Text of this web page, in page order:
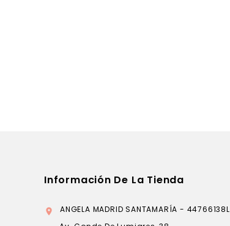
Información De La Tienda

ANGELA MADRID SANTAMARÍA - 44766138L